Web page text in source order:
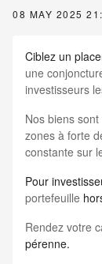
08 MAY 2025
Ciblez un
une
investisseurs
Nos biens
zones à forte
constante sur
Pour
portefeuille
Rendez votre
pérenne.